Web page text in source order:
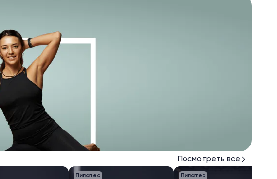
Посмотреть все
Пилатес Пилатес